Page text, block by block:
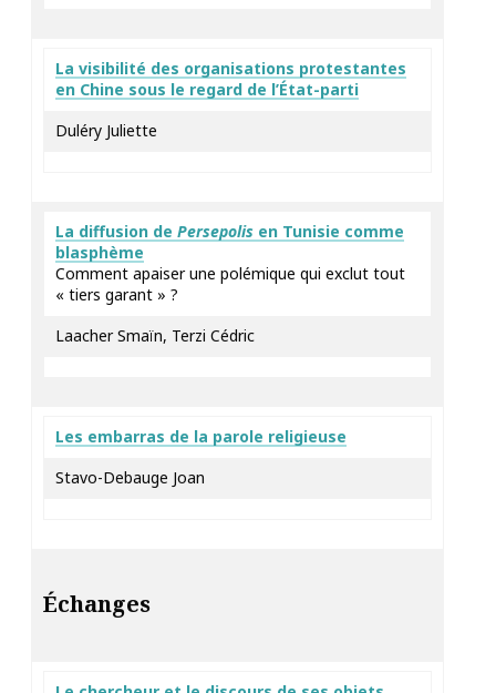
La visibilité des organisations protestantes
en Chine sous le regard de l’État-parti
Duléry Juliette
La diffusion de Persepolis en Tunisie comme
blasphème
Comment apaiser une polémique qui exclut tout
« tiers garant » ?
Laacher Smaïn, Terzi Cédric
Les embarras de la parole religieuse
Stavo-Debauge Joan
Échanges